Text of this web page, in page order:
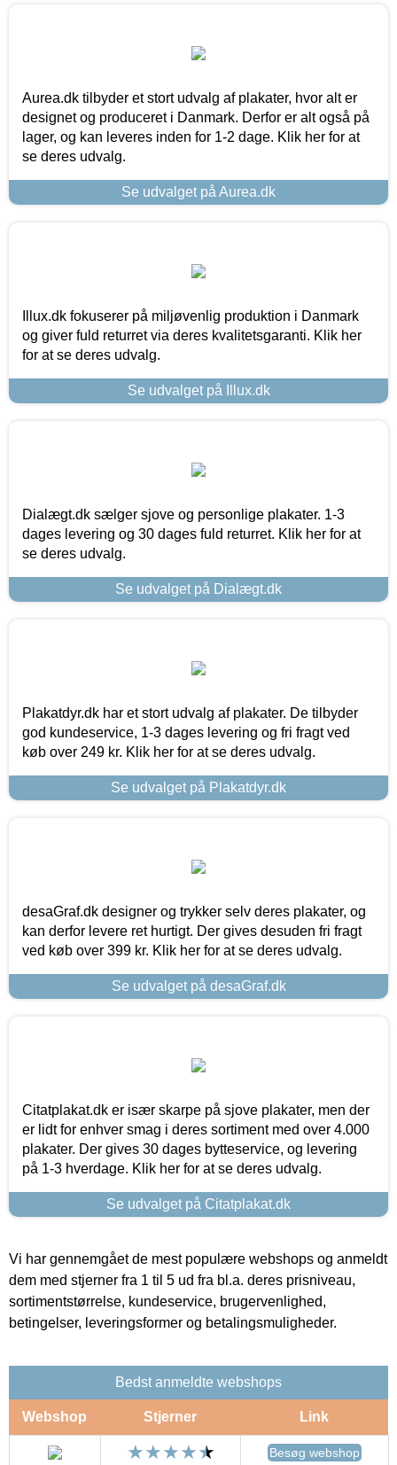
Aurea.dk tilbyder et stort udvalg af plakater, hvor alt er
designet og produceret i Danmark. Derfor er alt også på
lager, og kan leveres inden for 1-2 dage. Klik her for at
se deres udvalg.
Se udvalget på Aurea.dk
Illux.dk fokuserer på miljøvenlig produktion i Danmark
og giver fuld returret via deres kvalitetsgaranti. Klik her
for at se deres udvalg.
Se udvalget på Illux.dk
Dialægt.dk sælger sjove og personlige plakater. 1-3
dages levering og 30 dages fuld returret. Klik her for at
se deres udvalg.
Se udvalget på Dialægt.dk
Plakatdyr.dk har et stort udvalg af plakater. De tilbyder
god kundeservice, 1-3 dages levering og fri fragt ved
køb over 249 kr. Klik her for at se deres udvalg.
Se udvalget på Plakatdyr.dk
desaGraf.dk designer og trykker selv deres plakater, og
kan derfor levere ret hurtigt. Der gives desuden fri fragt
ved køb over 399 kr. Klik her for at se deres udvalg.
Se udvalget på desaGraf.dk
Citatplakat.dk er især skarpe på sjove plakater, men der
er lidt for enhver smag i deres sortiment med over 4.000
plakater. Der gives 30 dages bytteservice, og levering
på 1-3 hverdage. Klik her for at se deres udvalg.
Se udvalget på Citatplakat.dk
Vi har gennemgået de mest populære webshops og anmeldt
dem med stjerner fra 1 til 5 ud fra bl.a. deres prisniveau,
sortimentstørrelse, kundeservice, brugervenlighed,
betingelser, leveringsformer og betalingsmuligheder.
Bedst anmeldte webshops
Webshop Stjerner Link
Besøg webshop